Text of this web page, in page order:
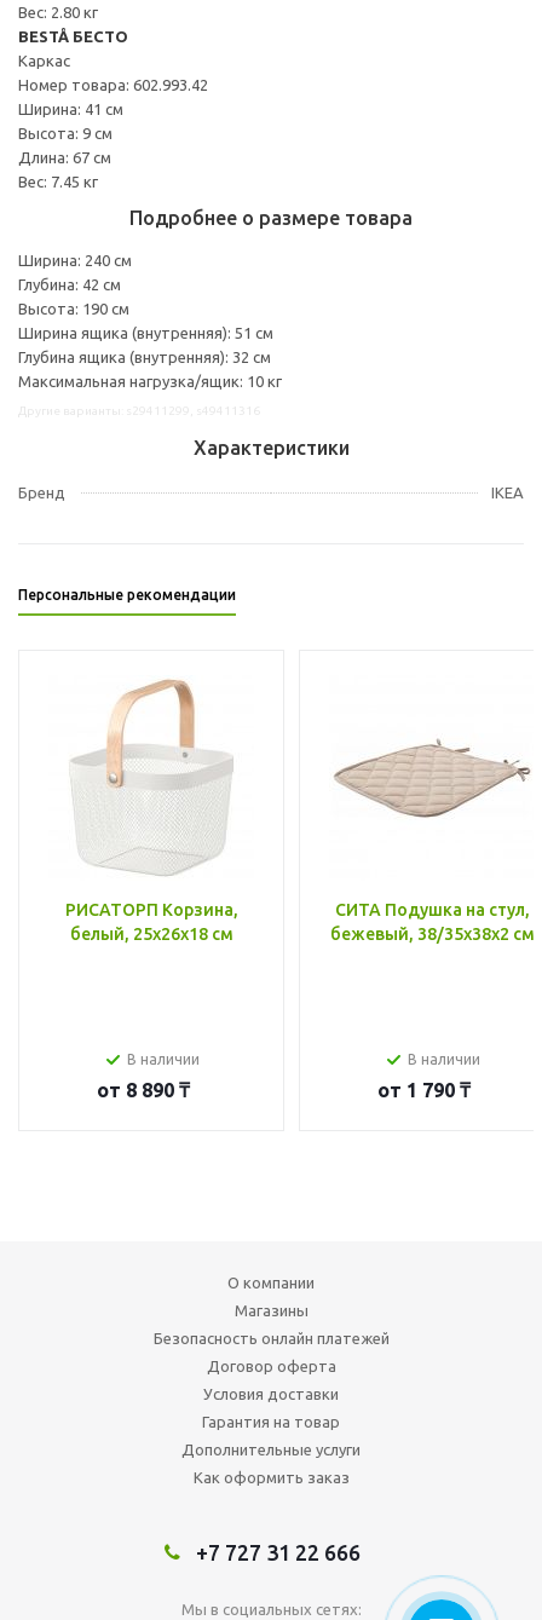
Вес: 2.80 кг
BESTÅ БЕСТО
Каркас
Номер товара: 602.993.42
Ширина: 41 см
Высота: 9 см
Длина: 67 см
Вес: 7.45 кг
Подробнее о размере товара
Ширина: 240 см
Глубина: 42 см
Высота: 190 см
Ширина ящика (внутренняя): 51 см
Глубина ящика (внутренняя): 32 см
Максимальная нагрузка/ящик: 10 кг
Характеристики
Бренд IKEA
Персональные рекомендации
РИСАТОРП Корзина,
белый, 25x26x18 см
В наличии
от 8 890 ₸
СИТА Подушка на стул,
бежевый, 38/35x38x2 см
В наличии
от 1 790 ₸
О компании
Магазины
Безопасность онлайн платежей
Договор оферта
Условия доставки
Гарантия на товар
Дополнительные услуги
Как оформить заказ
+7 727 31 22 666
Мы в социальных сетях: